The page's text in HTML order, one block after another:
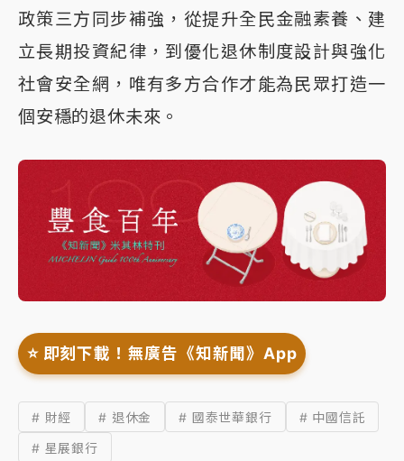
政策三方同步補強，從提升全民金融素養、建
立長期投資紀律，到優化退休制度設計與強化
社會安全網，唯有多方合作才能為民眾打造一
個安穩的退休未來。
⭐️ 即刻下載！無廣告《知新聞》App
# 財經 # 退休金 # 國泰世華銀行
# 中國信託
# 星展銀行